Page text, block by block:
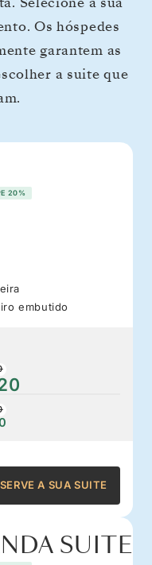
Os hóspedes
garantem as
a suite que
20%
embutido
A SUA SUITE
SUITE